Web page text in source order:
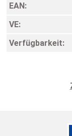
EAN:
VE:
Verfügbarkeit: